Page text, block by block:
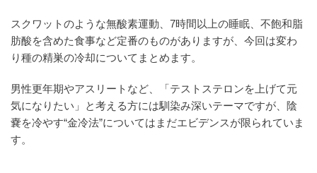
スクワットのような無酸素運動、7時間以上の睡眠、不飽和脂
肪酸を含めた食事など定番のものがありますが、今回は変わ
り種の精巣の冷却についてまとめます。
男性更年期やアスリートなど、「テストステロンを上げて元
気になりたい」と考える方には馴染み深いテーマですが、陰
嚢を冷やす“金冷法”についてはまだエビデンスが限られていま
す。